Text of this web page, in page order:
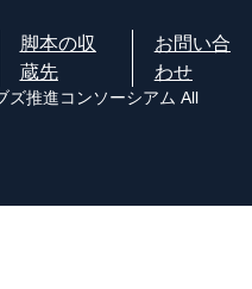
脚本の収
蔵先
お問い合
わせ
推進コンソーシアム All